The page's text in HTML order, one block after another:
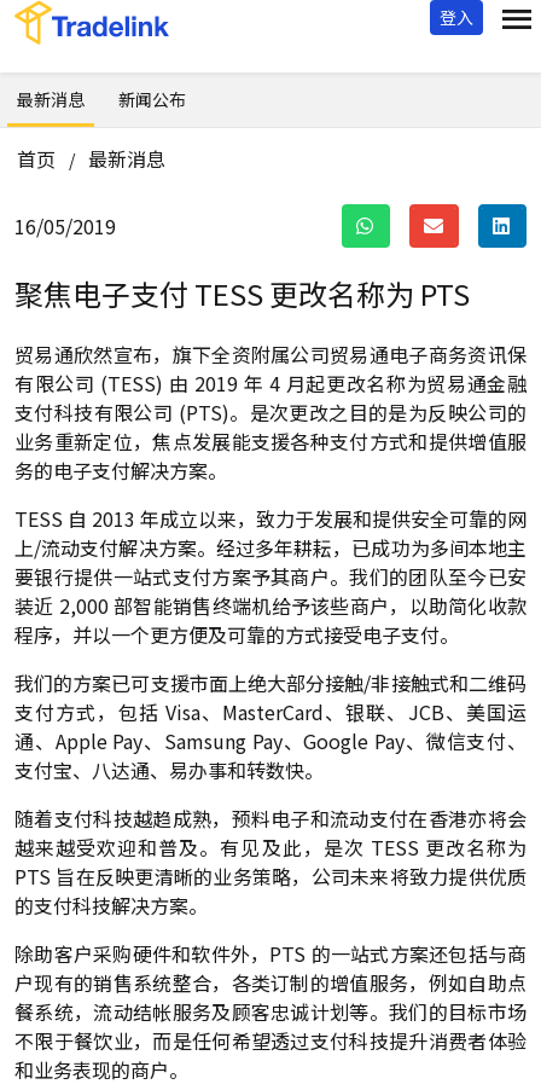
登入
最新消息 新闻公布
首页 / 最新消息
16/05/2019
聚焦电子支付 TESS 更改名称为 PTS
贸易通欣然宣布，旗下全资附属公司贸易通电子商务资讯保
有限公司 (TESS) 由 2019 年 4 月起更改名称为贸易通金融
支付科技有限公司 (PTS)。是次更改之目的是为反映公司的
业务重新定位，焦点发展能支援各种支付方式和提供增值服
务的电子支付解决方案。
TESS 自 2013 年成立以来，致力于发展和提供安全可靠的网
上/流动支付解决方案。经过多年耕耘，已成功为多间本地主
要银行提供一站式支付方案予其商户。我们的团队至今已安
装近 2,000 部智能销售终端机给予该些商户，以助简化收款
程序，并以一个更方便及可靠的方式接受电子支付。
我们的方案已可支援市面上绝大部分接触/非接触式和二维码
支付方式，包括 Visa、MasterCard、银联、JCB、美国运
通、Apple Pay、Samsung Pay、Google Pay、微信支付、
支付宝、八达通、易办事和转数快。
随着支付科技越趋成熟，预料电子和流动支付在香港亦将会
越来越受欢迎和普及。有见及此，是次 TESS 更改名称为
PTS 旨在反映更清晰的业务策略，公司未来将致力提供优质
的支付科技解决方案。
除助客户采购硬件和软件外，PTS 的一站式方案还包括与商
户现有的销售系统整合，各类订制的增值服务，例如自助点
餐系统，流动结帐服务及顾客忠诚计划等。我们的目标市场
不限于餐饮业，而是任何希望透过支付科技提升消费者体验
和业务表现的商户。